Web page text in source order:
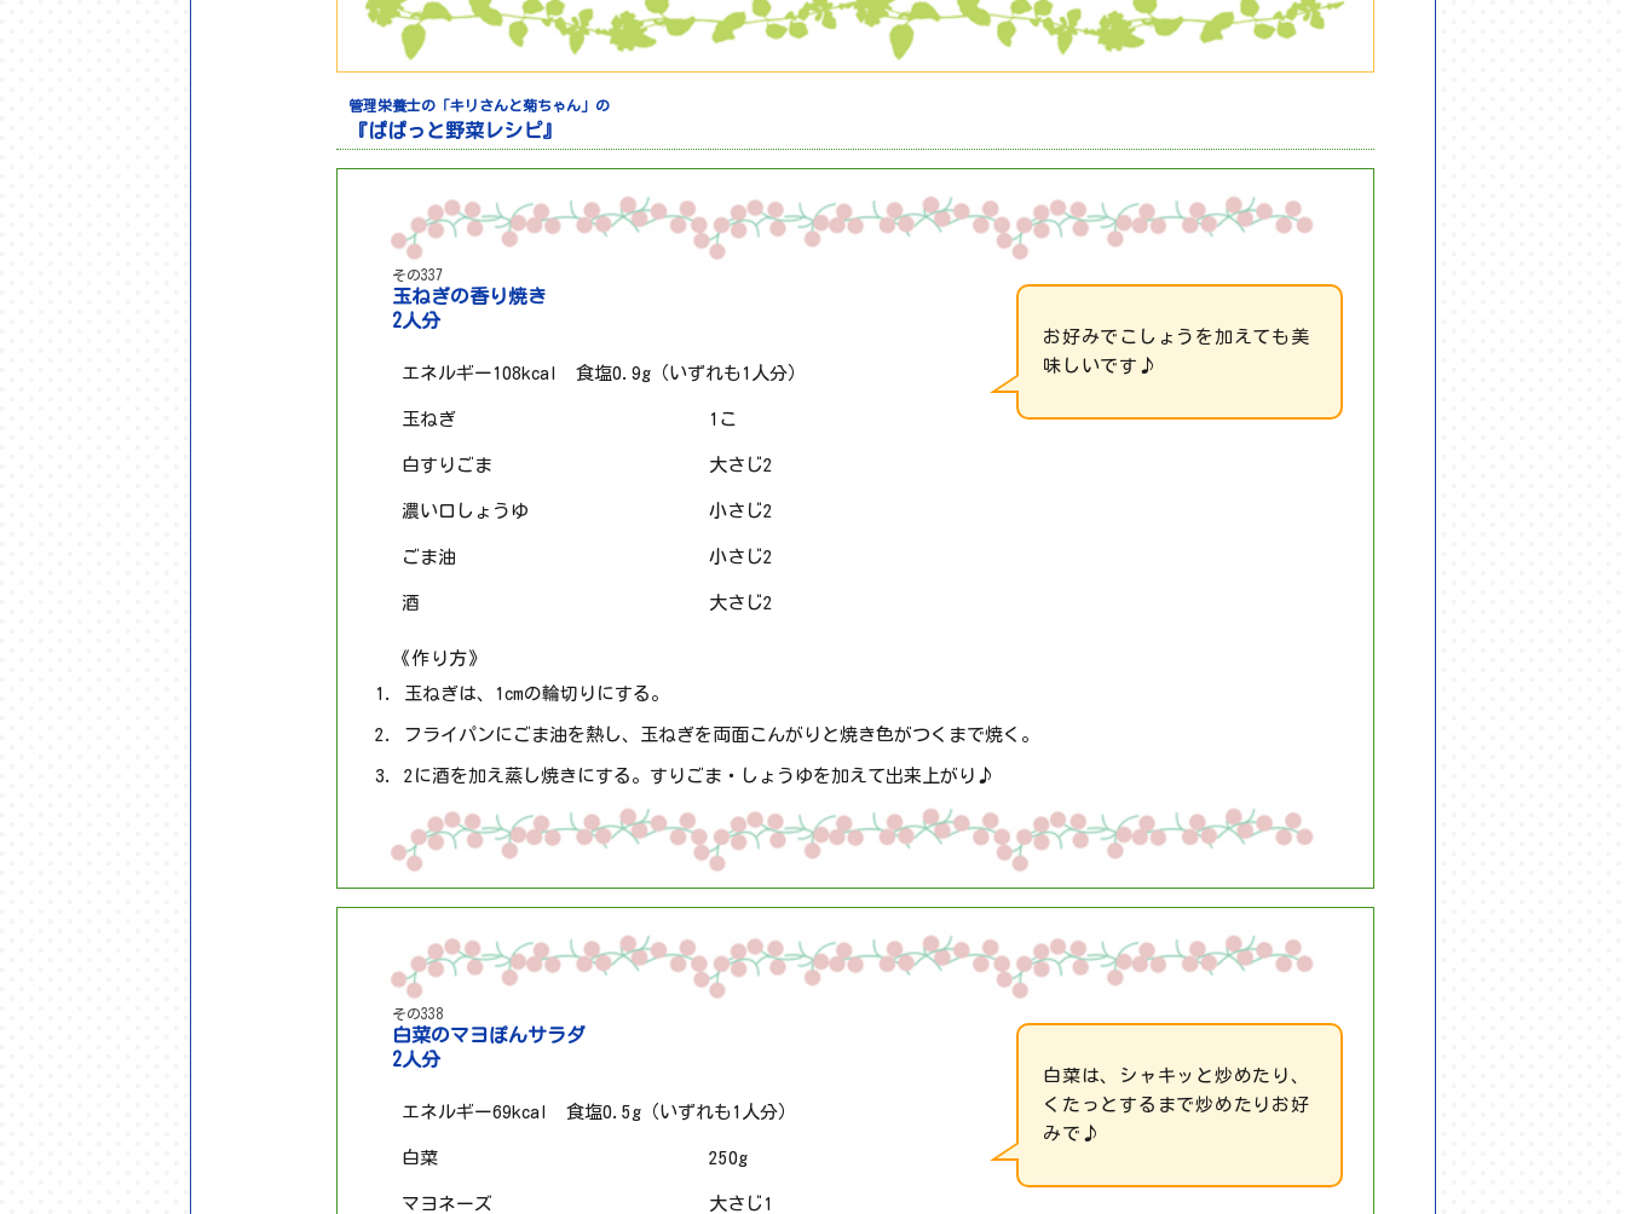
管理栄養士の「キリさんと菊ちゃん」の
『ぱぱっと野菜レシピ』
お好みでこしょうを加えても美
味しいです♪
その337
玉ねぎの香り焼き
2人分
エネルギー108kcal 食塩0.9g（いずれも1人分）
玉ねぎ 1こ
白すりごま 大さじ2
濃い口しょうゆ 小さじ2
ごま油 小さじ2
酒 大さじ2
《作り方》
玉ねぎは、1cmの輪切りにする。
フライパンにごま油を熱し、玉ねぎを両面こんがりと焼き色がつくまで焼く。
2に酒を加え蒸し焼きにする。すりごま・しょうゆを加えて出来上がり♪
白菜は、シャキッと炒めたり、
くたっとするまで炒めたりお好
みで♪
その338
白菜のマヨぽんサラダ
2人分
エネルギー69kcal 食塩0.5g（いずれも1人分）
白菜 250g
マヨネーズ 大さじ1